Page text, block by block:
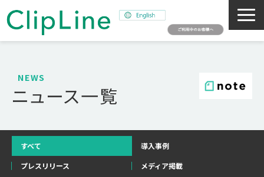
ミッション
サステナビリティ
採用情報
NEWS
ニュース一覧
すべて
導入事例
プレスリリース
メディア掲載